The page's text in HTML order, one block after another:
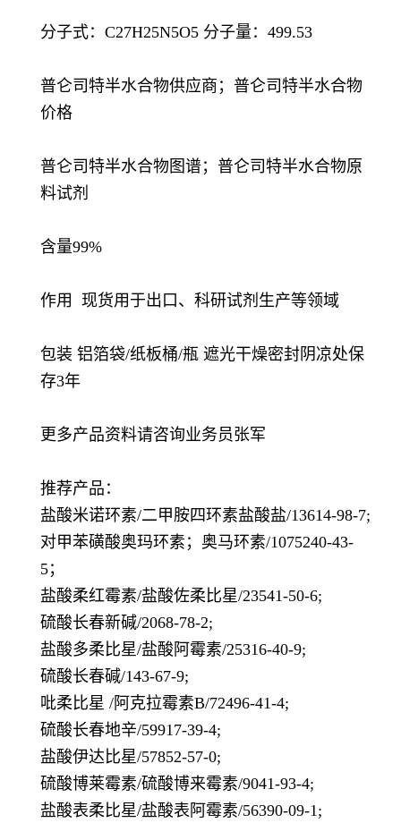
分子式：C27H25N5O5 分子量：499.53
普仑司特半水合物供应商；普仑司特半水合物
价格
普仑司特半水合物图谱；普仑司特半水合物原
料试剂
含量99%
作用 现货用于出口、科研试剂生产等领域
包装 铝箔袋/纸板桶/瓶 遮光干燥密封阴凉处保
存3年
更多产品资料请咨询业务员张军
推荐产品：
盐酸米诺环素/二甲胺四环素盐酸盐/13614-98-7;
对甲苯磺酸奥玛环素；奥马环素/1075240-43-
5；
盐酸柔红霉素/盐酸佐柔比星/23541-50-6;
硫酸长春新碱/2068-78-2;
盐酸多柔比星/盐酸阿霉素/25316-40-9;
硫酸长春碱/143-67-9;
吡柔比星 /阿克拉霉素B/72496-41-4;
硫酸长春地辛/59917-39-4;
盐酸伊达比星/57852-57-0;
硫酸博莱霉素/硫酸博来霉素/9041-93-4;
盐酸表柔比星/盐酸表阿霉素/56390-09-1;